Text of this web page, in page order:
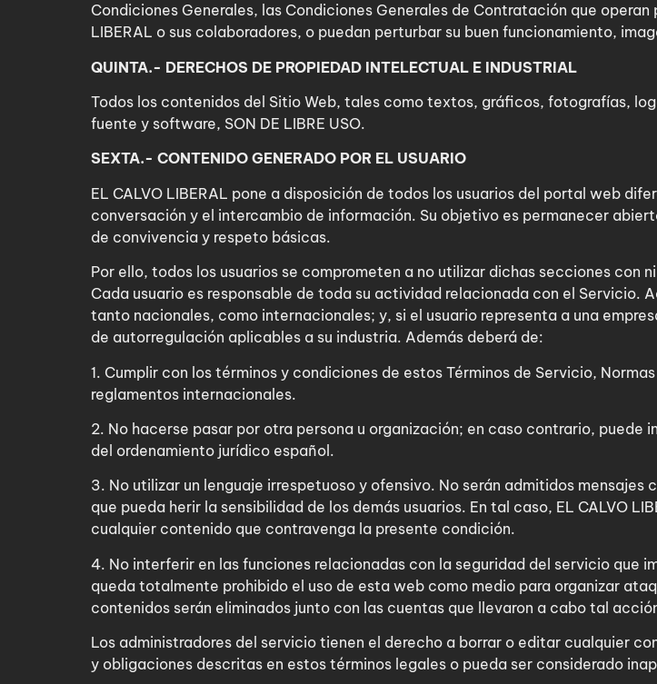
Condiciones Generales, las Condiciones Generales de Contratación que
LIBERAL o sus colaboradores, o puedan perturbar su buen funcionamiento,
QUINTA.- DERECHOS DE PROPIEDAD INTELECTUAL E INDUSTRIAL
Todos los contenidos del Sitio Web, tales como textos, gráficos, fotografías,
fuente y software, SON DE LIBRE USO.
SEXTA.- CONTENIDO GENERADO POR EL USUARIO
EL CALVO LIBERAL pone a disposición de todos los usuarios del portal web
conversación y el intercambio de información. Su objetivo es permanecer
de convivencia y respeto básicas.
Por ello, todos los usuarios se comprometen a no utilizar dichas secciones con
Cada usuario es responsable de toda su actividad relacionada con el Servicio.
tanto nacionales, como internacionales; y, si el usuario representa a una
de autorregulación aplicables a su industria. Además deberá de:
1. Cumplir con los términos y condiciones de estos Términos de Servicio,
reglamentos internacionales.
2. No hacerse pasar por otra persona u organización; en caso contrario,
del ordenamiento jurídico español.
3. No utilizar un lenguaje irrespetuoso y ofensivo. No serán admitidos
que pueda herir la sensibilidad de los demás usuarios. En tal caso, EL CALVO
cualquier contenido que contravenga la presente condición.
4. No interferir en las funciones relacionadas con la seguridad del servicio que
queda totalmente prohibido el uso de esta web como medio para organizar
contenidos serán eliminados junto con las cuentas que llevaron a cabo tal
Los administradores del servicio tienen el derecho a borrar o editar cualquier
y obligaciones descritas en estos términos legales o pueda ser considerado